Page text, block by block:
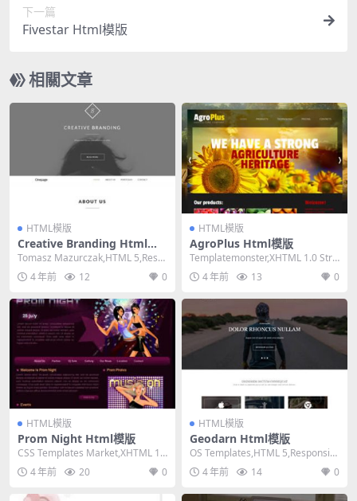
下一篇
Fivestar Html模版
相關文章
HTML模版
Creative Branding Html模
版
Tomasz Mazurczak,HTML 5,Resp
onsive, Mixe...
4 年前 12 0
HTML模版
AgroPlus Html模版
Templatemonster,XHTML 1.0 Stric
t,Fixed W...
4 年前 13 0
HTML模版
Prom Night Html模版
CSS Templates Market,XHTML 1.
0 Transitio...
4 年前 20 0
HTML模版
Geodarn Html模版
OS Templates,HTML 5,Responsiv
e, 3 Column...
4 年前 14 0